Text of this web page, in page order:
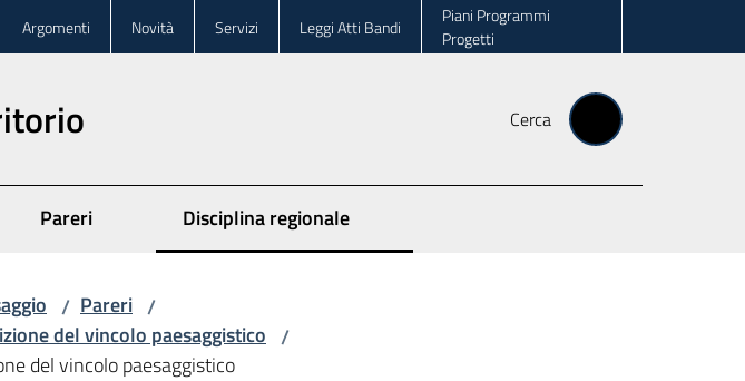
Argomenti Novità Servizi Leggi Atti Bandi
Piani Programmi
Progetti
Cerca
Pareri Disciplina regionale
/ Pareri /
del vincolo paesaggistico /
del vincolo paesaggistico